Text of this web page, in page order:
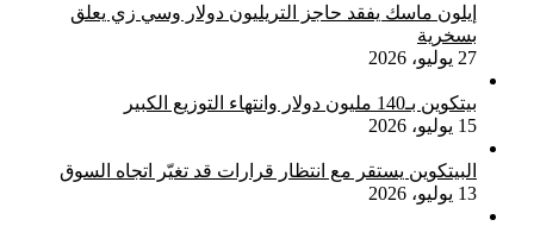
إيلون ماسك يفقد حاجز التريليون دولار وسي زي يعلق
بسخرية
27 يوليو، 2026
بيتكوين بـ140 مليون دولار وانتهاء التوزيع الكبير
15 يوليو، 2026
البيتكوين يستقر مع انتظار قرارات قد تغيّر اتجاه السوق
13 يوليو، 2026